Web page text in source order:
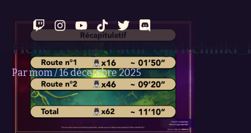
contenu
Fiche_recap_Fatui_Opritchniki_1
Parmom/16 décembre 2025